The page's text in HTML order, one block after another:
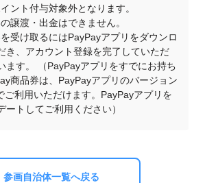
ント付与対象外となります。
譲渡・出金はできません。
受け取るにはPayPayアプリをダウンロ
き、アカウント登録を完了していただ
ます。 （PayPayアプリをすでにお持ち
商品券は、PayPayアプリのバージョン
ご利用いただけます。PayPayアプリを
ートしてご利用ください）
参画自治体一覧へ戻る